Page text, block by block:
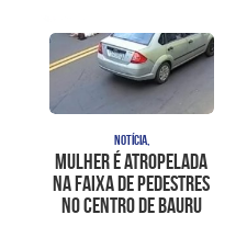
NOTÍCIA,
Mulher é atropelada
na faixa de pedestres
no Centro de Bauru